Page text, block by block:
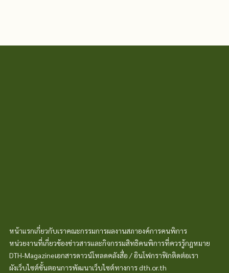
หน้าแรกเกี่ยวกับเราคณะกรรมการผลงานสภาองค์การคนพิการ
หน่วยงานที่เกี่ยวข้องข่าวสารและกิจกรรมสิทธิคนพิการที่ควรรู้กฎหมาย
DTH-Magazineเอกสารดาวน์โหลดคลังสื่อ / อินโฟกราฟิกติดต่อเรา
ผังเว็บไซต์ขั้นตอนการพัฒนาเว็บไซต์ทางการ dth.or.th